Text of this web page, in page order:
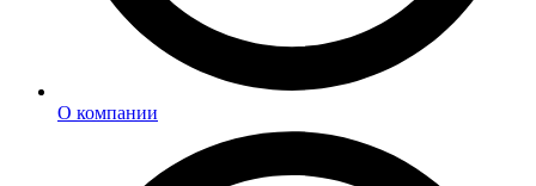
О компании